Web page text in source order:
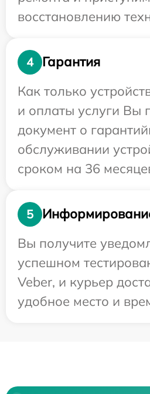
восстановлению
4
Гарантия
Как только
и оплаты услуги Вы
документ о
обслуживании
сроком на 36
5
Вы получите
успешном
Veber, и курьер
удобное место и